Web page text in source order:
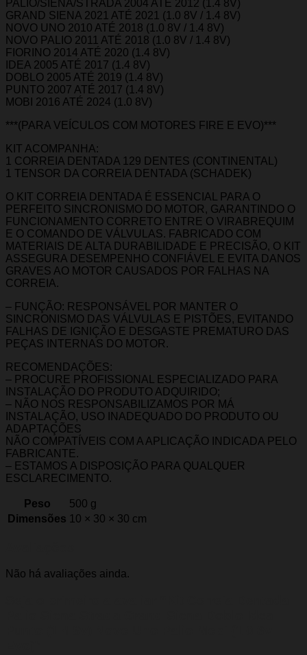
PALIO/SIENA/STRADA 2004 ATÉ 2012 (1.4 8V)
GRAND SIENA 2021 ATÉ 2021 (1.0 8V / 1.4 8V)
NOVO UNO 2010 ATÉ 2018 (1.0 8V / 1.4 8V)
NOVO PALIO 2011 ATÉ 2018 (1.0 8V / 1.4 8V)
FIORINO 2014 ATÉ 2020 (1.4 8V)
IDEA 2005 ATÉ 2017 (1.4 8V)
DOBLO 2005 ATÉ 2019 (1.4 8V)
PUNTO 2007 ATÉ 2017 (1.4 8V)
MOBI 2016 ATÉ 2024 (1.0 8V)
***(PARA VEÍCULOS COM MOTORES FIRE E EVO)***
KIT ACOMPANHA:
1 CORREIA DENTADA 129 DENTES (CONTINENTAL)
1 TENSOR DA CORREIA DENTADA (SCHADEK)
O KIT CORREIA DENTADA É ESSENCIAL PARA O
PERFEITO SINCRONISMO DO MOTOR, GARANTINDO O
FUNCIONAMENTO CORRETO ENTRE O VIRABREQUIM
E O COMANDO DE VÁLVULAS. FABRICADO COM
MATERIAIS DE ALTA DURABILIDADE E PRECISÃO, O KIT
ASSEGURA DESEMPENHO CONFIÁVEL E EVITA DANOS
GRAVES AO MOTOR CAUSADOS POR FALHAS NA
CORREIA.
– FUNÇÃO: RESPONSÁVEL POR MANTER O
SINCRONISMO DAS VÁLVULAS E PISTÕES, EVITANDO
FALHAS DE IGNIÇÃO E DESGASTE PREMATURO DAS
PEÇAS INTERNAS DO MOTOR.
RECOMENDAÇÕES:
– PROCURE PROFISSIONAL ESPECIALIZADO PARA
INSTALAÇÃO DO PRODUTO ADQUIRIDO;
– NÃO NOS RESPONSABILIZAMOS POR MÁ
INSTALAÇÃO, USO INADEQUADO DO PRODUTO OU
ADAPTAÇÕES
NÃO COMPATÍVEIS COM A APLICAÇÃO INDICADA PELO
FABRICANTE.
– ESTAMOS A DISPOSIÇÃO PARA QUALQUER
ESCLARECIMENTO.
Peso
500 g
Dimensões 10 × 30 × 30 cm
Não há avaliações ainda.